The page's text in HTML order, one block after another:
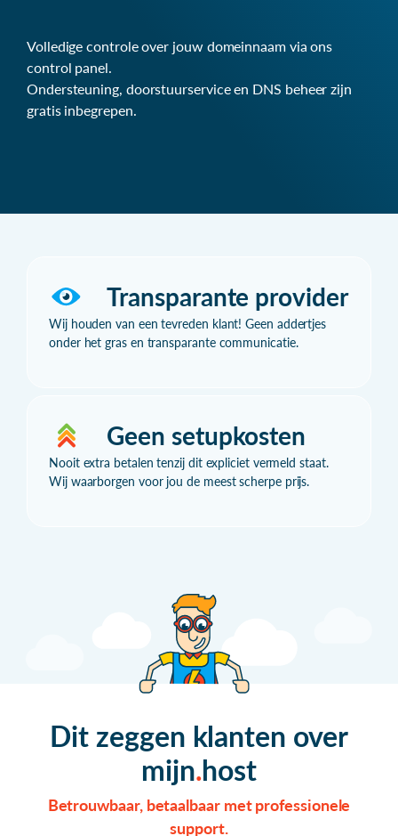
Volledige controle over jouw domeinnaam via ons
control panel.
Ondersteuning, doorstuurservice en DNS beheer zijn
gratis inbegrepen.
Transparante provider
Wij houden van een tevreden klant! Geen addertjes
onder het gras en transparante communicatie.
Geen setupkosten
Nooit extra betalen tenzij dit expliciet vermeld staat.
Wij waarborgen voor jou de meest scherpe prijs.
Dit zeggen klanten over
mijn host
Betrouwbaar, betaalbaar met professionele
support.